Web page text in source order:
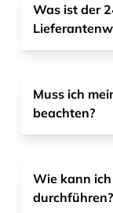
Was ist der
Muss ich
beachten?
Wie kann
durchführen?